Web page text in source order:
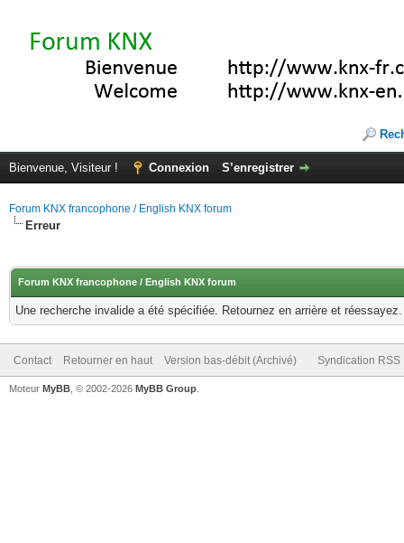
Bienvenue, Visiteur ! Connexion S’enregistrer
Forum KNX francophone / English KNX forum
Erreur
Forum KNX francophone / English KNX forum
Une recherche invalide a été spécifiée. Retournez en arrière et réessayez.
Contact Retourner en haut Version bas-débit (Archivé) Syndication RSS
Moteur MyBB , © 2002-2026 MyBB Group